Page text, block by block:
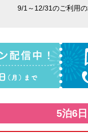
9/1～12/31のご利用
5泊6